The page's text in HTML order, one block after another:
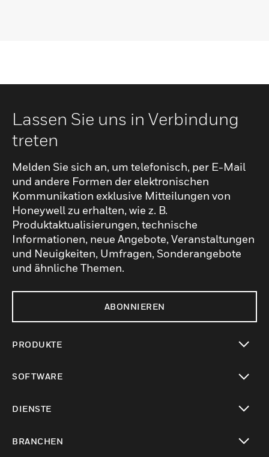
Lassen Sie uns in Verbindung
treten
Melden Sie sich an, um telefonisch, per E-Mail
und andere Formen der elektronischen
Kommunikation exklusive Mitteilungen von
Honeywell zu erhalten, wie z. B.
Produktaktualisierungen, technische
Informationen, neue Angebote, Veranstaltungen
und Neuigkeiten, Umfragen, Sonderangebote
und ähnliche Themen.
ABONNIEREN
PRODUKTE
SOFTWARE
DIENSTE
BRANCHEN